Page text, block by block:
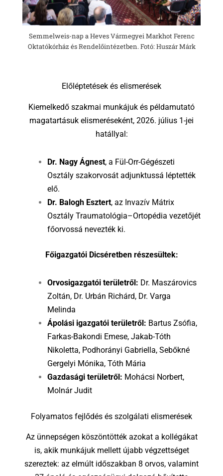
Semmelweis-nap a Heves Vármegyei Markhot Ferenc
Oktatókórház és Rendelőintézetben. Fotó: Huszár Márk
Előléptetések és elismerések
Kiemelkedő szakmai munkájuk és példamutató
magatartásuk elismeréseként, 2026. július 1-jei
hatállyal:
Dr. Nagy Ágnest, a Fül-Orr-Gégészeti
Osztály szakorvosát adjunktussá léptették
elő.
Dr. Balogh Esztert, az Invazív Mátrix
Osztály Traumatológia–Ortopédia vezetőjét
főorvossá nevezték ki.
Főigazgatói Dicséretben részesültek:
Orvosigazgatói területről: Dr. Maszárovics
Zoltán, Dr. Urbán Richárd, Dr. Varga
Melinda
Ápolási igazgatói területről: Bartus Zsófia,
Farkas-Bakondi Emese, Jakab-Tóth
Nikoletta, Podhorányi Gabriella, Sebőkné
Gergelyi Mónika, Tóth Mária
Gazdasági területről: Mohácsi Norbert,
Molnár Judit
Folyamatos fejlődés és szolgálati elismerések
Az ünnepségen köszöntötték azokat a kollégákat
is, akik munkájuk mellett újabb végzettséget
szereztek: az elmúlt időszakban 8 orvos, valamint